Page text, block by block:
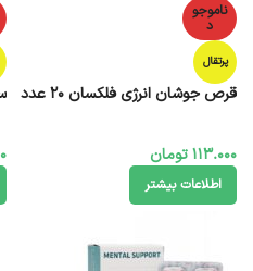
ناموجو
د
پرتقال
قرص جوشان انرژی فلکسان 20 عدد
113.000تومان
اطلاعات بیشتر